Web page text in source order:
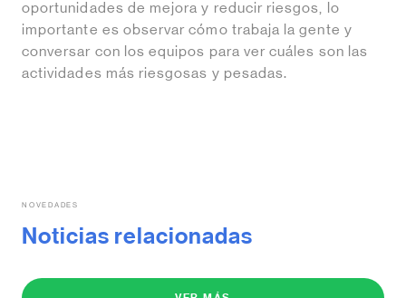
oportunidades de mejora y reducir riesgos, lo
importante es observar cómo trabaja la gente y
conversar con los equipos para ver cuáles son las
actividades más riesgosas y pesadas.
NOVEDADES
Noticias relacionadas